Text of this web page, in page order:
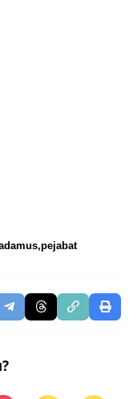
pejabat